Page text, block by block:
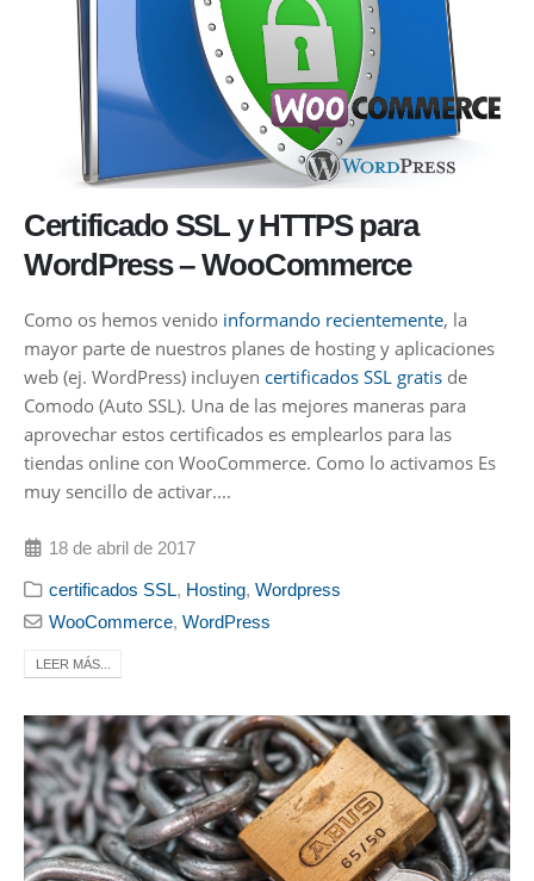
Certificado SSL y HTTPS para
WordPress – WooCommerce
Como os hemos venido informando recientemente, la
mayor parte de nuestros planes de hosting y aplicaciones
web (ej. WordPress) incluyen certificados SSL gratis de
Comodo (Auto SSL). Una de las mejores maneras para
aprovechar estos certificados es emplearlos para las
tiendas online con WooCommerce. Como lo activamos Es
muy sencillo de activar....
18 de abril de 2017
certificados SSL, Hosting,Wordpress
WooCommerce,WordPress
LEER MÁS...